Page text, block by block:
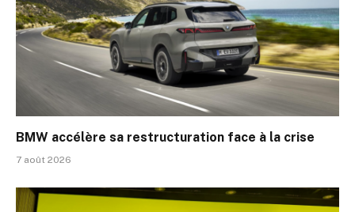
BMW accélère sa restructuration face à la crise
7 août 2026